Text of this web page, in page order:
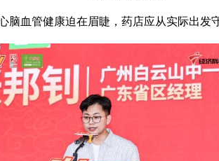
血管健康迫在眉睫，药店应从实际出发